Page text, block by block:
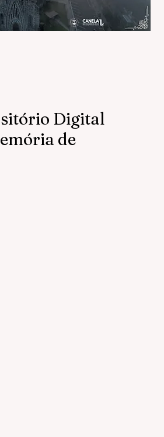
Digital
de